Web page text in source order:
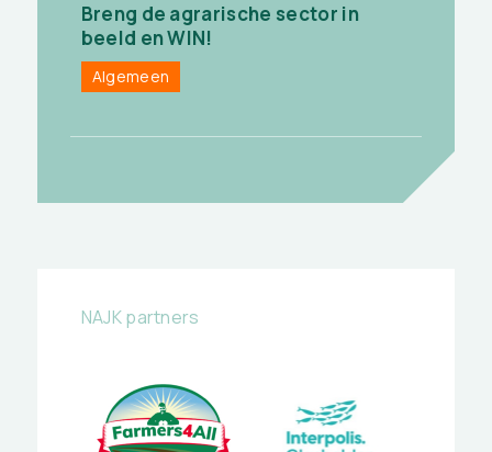
Breng de agrarische sector in
beeld en WIN!
Algemeen
NAJK partners